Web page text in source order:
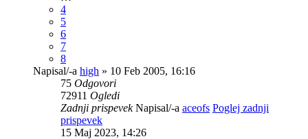
4
5
6
7
8
Napisal/-a high » 10 Feb 2005, 16:16
75 Odgovori
72911 Ogledi
Zadnji prispevekNapisal/-a aceofs Poglej zadnji
prispevek
15 Maj 2023, 14:26